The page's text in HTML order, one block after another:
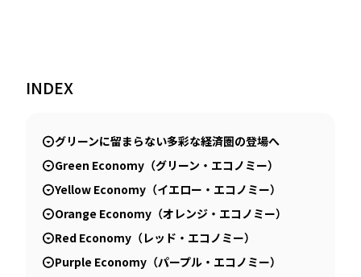
INDEX
グリーンに留まらない多彩な経済圏の登場へ
Green Economy（グリーン・エコノミー）
Yellow Economy（イエロー・エコノミー）
Orange Economy（オレンジ・エコノミー）
Red Economy（レッド・エコノミー）
Purple Economy（パープル・エコノミー）